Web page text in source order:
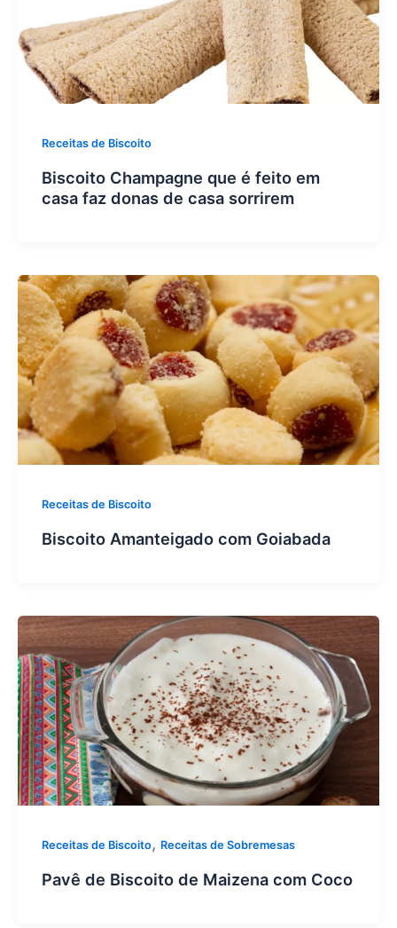
Receitas de Biscoito
Biscoito Champagne que é feito em
casa faz donas de casa sorrirem
Receitas de Biscoito
Biscoito Amanteigado com Goiabada
Receitas de Biscoito, Receitas de Sobremesas
Pavê de Biscoito de Maizena com Coco